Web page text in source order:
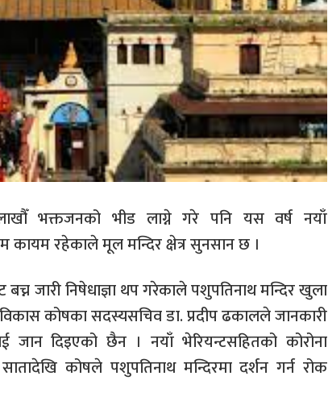
भक्तजनको भीड लाग्ने गरे पनि यस वर्ष नयाँ
कायम रहेकाले मूल मन्दिर क्षेत्र सुनसान छ ।
जारी निषेधाज्ञा थप गरेकाले पशुपतिनाथ मन्दिर खुला
कोषका सदस्यसचिव डा. प्रदीप ढकालले जानकारी
जान दिइएको छैन । नयाँ भेरियन्टसहितको कोरोना
कोषले पशुपतिनाथ मन्दिरमा दर्शन गर्न रोक